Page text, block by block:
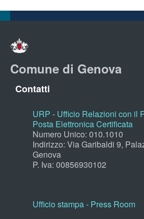
Comune di Genova
Contatti
URP - Ufficio Relazioni con il
Posta Elettronica Certificata
Numero Unico: 010.1010
Indirizzo: Via Garibaldi 9,
Genova
P. Iva: 00856930102
Ufficio stampa - Press Room